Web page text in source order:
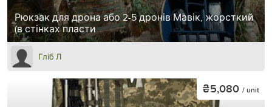
Рюкзак для дрона або 2-5 дронів Мавік, жорсткий
(в стінках пласти
Гліб Л
₴5,080 / unit